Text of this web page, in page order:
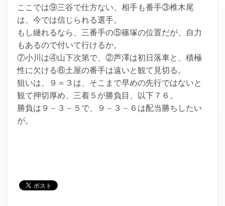
ここでは⑨三谷で仕方ない、相手も番手③椎木尾
は、今では信じられる選手。
もし縺れるなら、三番手の⑤篠塚の位置だが、自力
もあるので付いて行けるか。
⑦小川は④山下次第で、②芦澤は初日落車と、積極
性に欠ける⑥土屋の番手は遠いと観て見切る。
狙いは、９＝３は、そこまで早めの先行ではないと
観て押切厚め、三着５が勝負目、以下７６。
勝負は９－３－５で、９－３－６は配当勝ちしたい
が。